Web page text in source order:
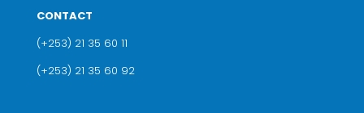
CONTACT
(+253) 21 35 60 11
(+253) 21 35 60 92